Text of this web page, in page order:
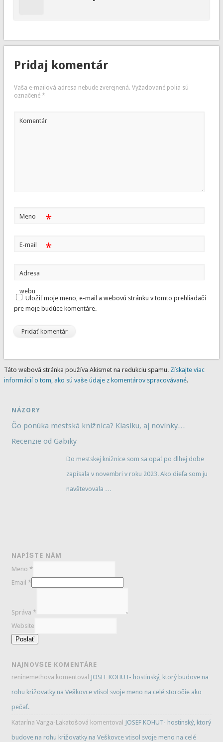
Pridaj komentár
Vaša e-mailová adresa nebude zverejnená. Vyžadované polia sú
označené *
Komentár
Meno *
E-mail *
Adresa
webu
Uložiť moje meno, e-mail a webovú stránku v tomto prehliadači
pre moje budúce komentáre.
Táto webová stránka používa Akismet na redukciu spamu. Získajte viac
informácií o tom, ako sú vaše údaje z komentárov spracovávané.
NÁZORY
Čo ponúka mestská knižnica? Klasiku, aj novinky…
Recenzie od Gabiky
Do mestskej knižnice som sa opäť po dlhej dobe
zapísala v novembri v roku 2023. Ako dieťa som ju
navštevovala …
NAPÍŠTE NÁM
Meno*
Email*
Správa*
Website
Poslať
NAJNOVŠIE KOMENTÁRE
reninemethova komentoval JOSEF KOHUT- hostinský, ktorý budove na
rohu križovatky na Veškovce vtisol svoje meno na celé storočie ako
pečať.
Katarína Varga-Lakatošová komentoval JOSEF KOHUT- hostinský, ktorý
budove na rohu križovatky na Veškovce vtisol svoje meno na celé